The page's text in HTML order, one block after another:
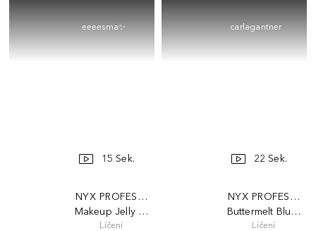
15 Sek.
eeeesma✨
NYX PROFESSIONAL MAKEUP
Makeup Jelly Job lesk na rty
Líčení
22 Sek.
carlagantner
NYX
Buttermelt Blush
Líčení